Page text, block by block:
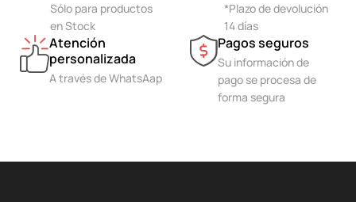
Sólo para productos
en Stock
*Plazo de devolución
14 días
Atención
personalizada
A través de WhatsAap
Pagos seguros
Su información de
pago se procesa de
forma segura